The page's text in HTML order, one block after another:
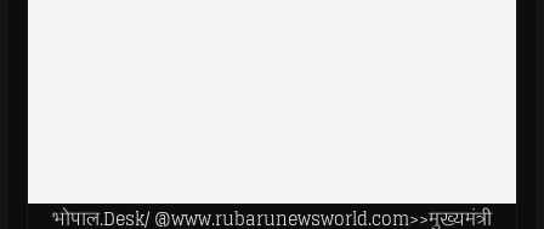
भोपाल.Desk/ @www.rubarunewsworld.com>>मुख्यमंत्री